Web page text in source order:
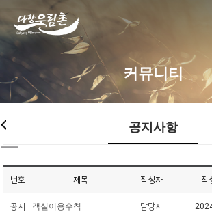
커뮤니티
공지사항
번호 제목 작성자 작
공지 객실이용수칙 담당자